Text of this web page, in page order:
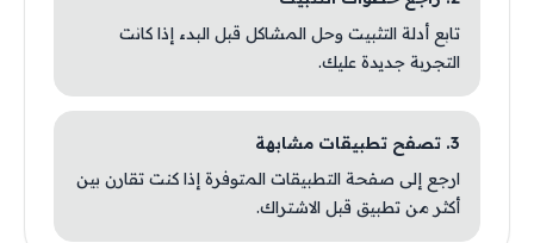
تابع أدلة التثبيت وحل المشاكل قبل البدء إذا كانت
التجربة جديدة عليك.
3. تصفح تطبيقات مشابهة
ارجع إلى صفحة التطبيقات المتوفرة إذا كنت تقارن بين
أكثر من تطبيق قبل الاشتراك.